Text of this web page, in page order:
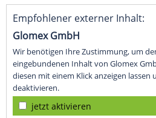
Empfohlener externer Inhalt:
Glomex GmbH
Wir benötigen Ihre Zustimmung, um
eingebundenen Inhalt von Glomex
diesen mit einem Klick anzeigen lassen
deaktivieren.
jetzt aktivieren